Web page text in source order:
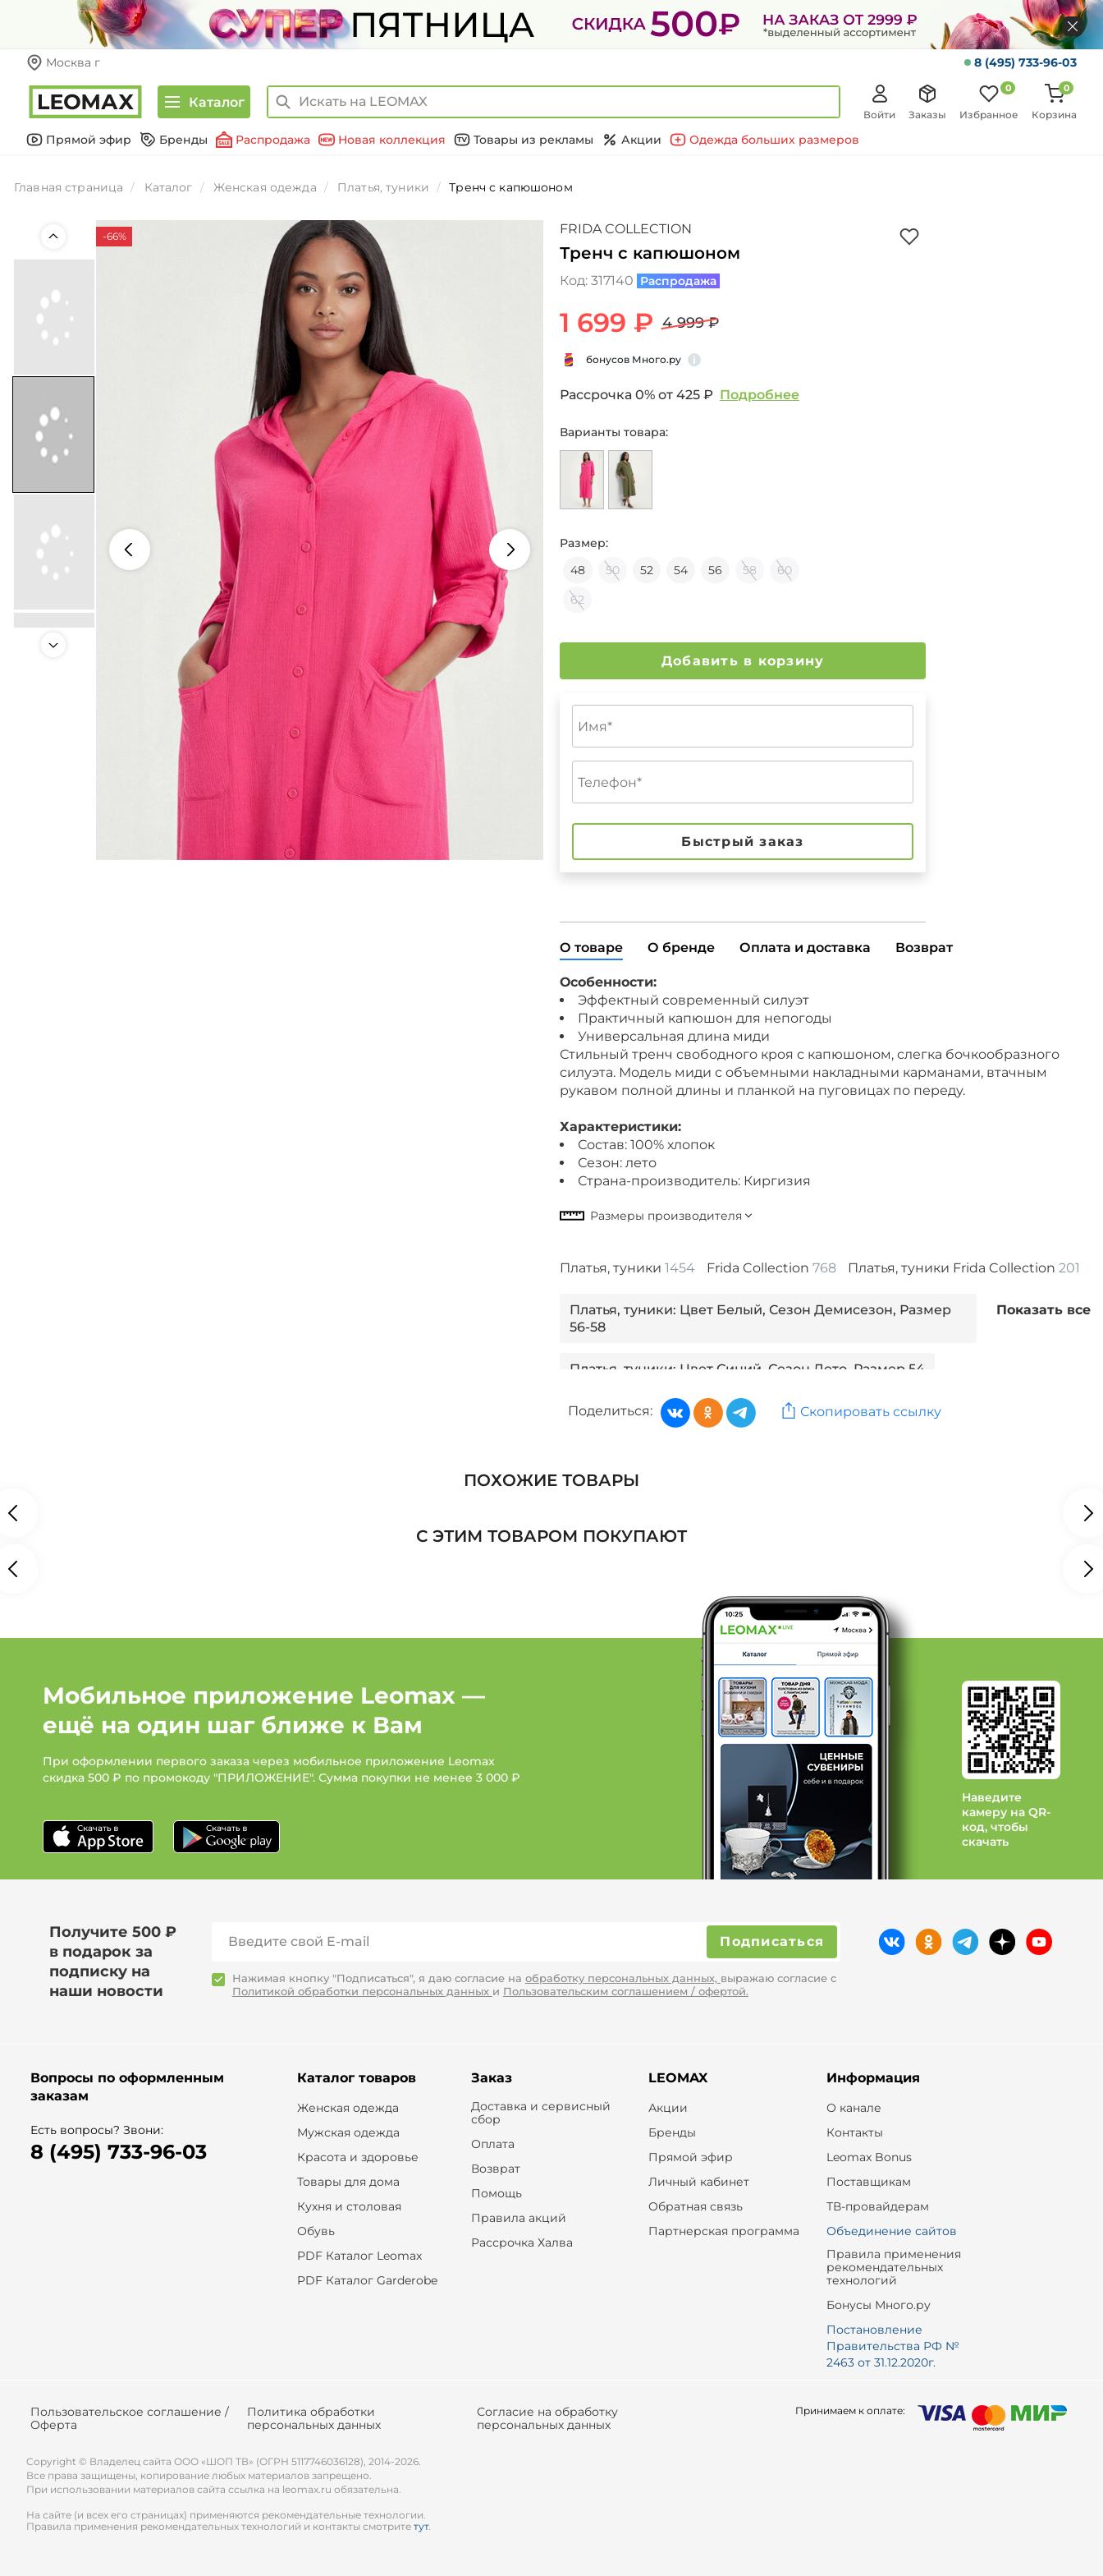
Москва г 8 (495) 733-96-03
Каталог
Войти Заказы Избранное
0
Корзина
0
Прямой эфир Бренды Распродажа Новая коллекция Товары из рекламы Акции Одежда больших размеров
Главная страница Каталог Женская одежда Платья, туники Тренч с капюшонoм
-66% FRIDA COLLECTION
Тренч с капюшонoм
Код: 317140 Распродажа
1 699 ₽ 4 999 ₽
бонусов Много.ру
Рассрочка 0% от 425 ₽ Подробнее
Варианты товара:
Размер:
48
50 52 54 56 58
60
62
Добавить в корзину
Быстрый заказ
О товаре О бренде Оплата и доставка Возврат
Особенности:
Эффектный современный силуэт
Практичный капюшон для непогоды
Универсальная длина миди
Стильный тренч свободного кроя с капюшоном, слегка бочкообразного
силуэта. Модель миди с объемными накладными карманами, втачным
рукавом полной длины и планкой на пуговицах по переду.
Характеристики:
Состав: 100% хлопок
Сезон: лето
Страна-производитель: Киргизия
Платья, туники 1454 Frida Collection 768 Платья, туники Frida Collection 201
Платья, туники: Цвет Белый, Сезон Демисезон, Размер
56-58
Платья, туники: Цвет Синий, Сезон Лето, Размер 54
Платья, туники: Цвет Зеленый, Сезон Демисезон, Размер
Платья, туники: Цвет Зеленый, Размер 62-64
Платья, туники: Цвет Синий, Стиль платье-рубашка,
Женская одежда: Бренд Jenavi
Женская одежда: Бренд Красная пресня
Женская одежда: Бренд Maria Muzio
Показать все
Поделиться: Скопировать ссылку
ПОХОЖИЕ ТОВАРЫ
С ЭТИМ ТОВАРОМ ПОКУПАЮТ
Мобильное приложение Leomax —
ещё на один шаг ближе к Вам
При оформлении первого заказа через мобильное приложение Leomax
скидка 500 ₽ по промокоду "ПРИЛОЖЕНИЕ". Сумма покупки не менее 3 000 ₽
Наведите
камеру на QR-
код, чтобы
скачать
Получите 500 ₽
в подарок за
подписку на
наши новости
Подписаться
Нажимая кнопку "Подписаться", я даю согласие на обработку персональных данных, выражаю согласие с
Политикой обработки персональных данных и Пользовательским соглашением / офертой.
Вопросы по оформленным
заказам
Есть вопросы? Звони:
8 (495) 733-96-03
Каталог товаров
Женская одежда
Мужская одежда
Красота и здоровье
Товары для дома
Кухня и столовая
Обувь
PDF Каталог Leomax
PDF Каталог Garderobe
Заказ
Доставка и сервисный
сбор
Оплата
Возврат
Помощь
Правила акций
Рассрочка Халва
LEOMAX
Акции
Бренды
Прямой эфир
Личный кабинет
Обратная связь
Партнерская программа
Информация
О канале
Контакты
Leomax Bonus
Поставщикам
ТВ-провайдерам
Объединение сайтов
Правила применения
рекомендательных
технологий
Бонусы Много.ру
Постановление
Правительства РФ №
2463 от 31.12.2020г.
Пользовательское соглашение /
Оферта
Политика обработки
персональных данных
Согласие на обработку
персональных данных
Copyright © Владелец сайта ООО «ШОП ТВ» (ОГРН 5117746036128), 2014-2026.
Все права защищены, копирование любых материалов запрещено.
При использовании материалов сайта ссылка на leomax.ru обязательна.
На сайте (и всех его страницах) применяются рекомендательные технологии.
Правила применения рекомендательных технологий и контакты смотрите тут.
Принимаем к оплате: